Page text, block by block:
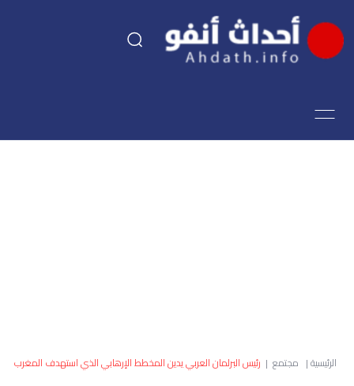
اقتصاد
العالم الرئيسية| مجتمع | رئيس البرلمان العربي يدين المخطط الإرهابي الذي استهدف المغرب